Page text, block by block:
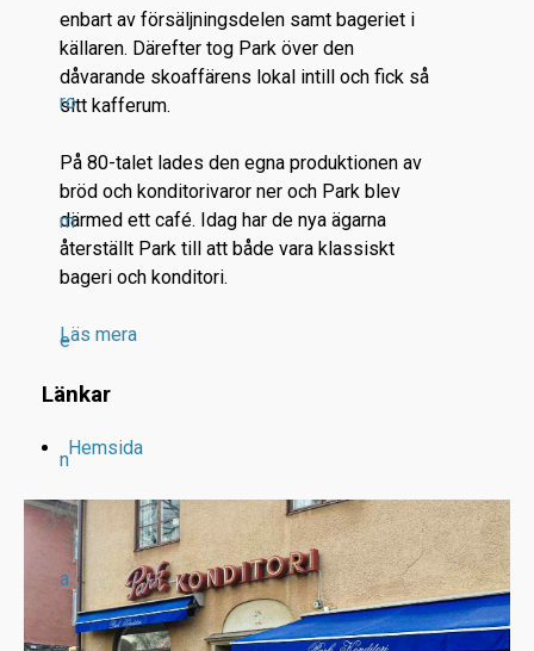
ro
m
e
n
a
enbart av försäljningsdelen samt bageriet i
källaren. Därefter tog Park över den
dåvarande skoaffärens lokal intill och fick så
sitt kafferum.
På 80-talet lades den egna produktionen av
bröd och konditorivaror ner och Park blev
därmed ett café. Idag har de nya ägarna
återställt Park till att både vara klassiskt
bageri och konditori.
Läs mera
Länkar
Hemsida